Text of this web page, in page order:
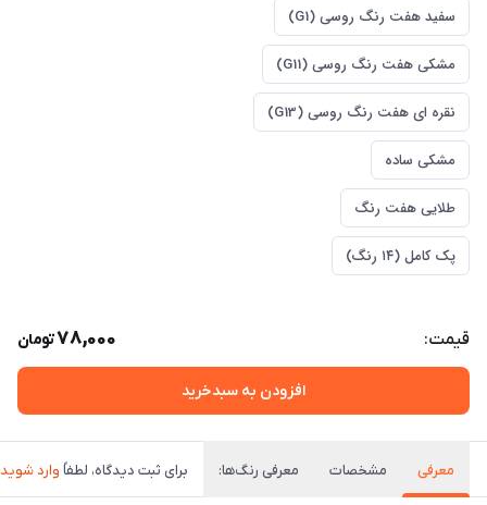
سفید هفت رنگ روسی (G1)
مشکی هفت رنگ روسی (G11)
نقره ای هفت رنگ روسی (G13)
مشکی ساده
طلایی هفت رنگ
پک کامل (۱۴ رنگ)
قیمت: 78,000تومان
افزودن به سبدخرید
معرفی مشخصات معرفی رنگ‌ها: برای ثبت دیدگاه، لطفاً وارد شوید